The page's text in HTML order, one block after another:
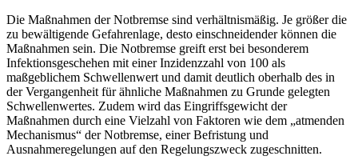
Die Maßnahmen der Notbremse sind verhältnismäßig. Je größer die
zu bewältigende Gefahrenlage, desto einschneidender können die
Maßnahmen sein. Die Notbremse greift erst bei besonderem
Infektionsgeschehen mit einer Inzidenzzahl von 100 als
maßgeblichem Schwellenwert und damit deutlich oberhalb des in
der Vergangenheit für ähnliche Maßnahmen zu Grunde gelegten
Schwellenwertes. Zudem wird das Eingriffsgewicht der
Maßnahmen durch eine Vielzahl von Faktoren wie dem „atmenden
Mechanismus“ der Notbremse, einer Befristung und
Ausnahmeregelungen auf den Regelungszweck zugeschnitten.